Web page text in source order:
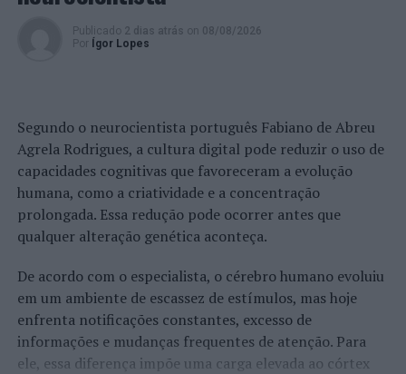
Publicado 2 dias atrás on 08/08/2026
Por
Ígor Lopes
Segundo o neurocientista português Fabiano de Abreu
Agrela Rodrigues, a cultura digital pode reduzir o uso de
capacidades cognitivas que favoreceram a evolução
humana, como a criatividade e a concentração
prolongada. Essa redução pode ocorrer antes que
qualquer alteração genética aconteça.
De acordo com o especialista, o cérebro humano evoluiu
em um ambiente de escassez de estímulos, mas hoje
enfrenta notificações constantes, excesso de
informações e mudanças frequentes de atenção. Para
ele, essa diferença impõe uma carga elevada ao córtex